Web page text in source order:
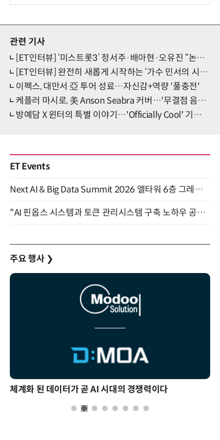
관련 기사
[ET인터뷰] ‘미스트롯3’ 정서주·배아현·오유진 “논란? 우린 행복해요!”
[ET인터뷰] 완전히 새롭게 시작하는 ‘가수 민서의 시즌2’
이펙스, 대만서 亞 투어 성료…자신감+역량 '풀충전'
케플러 마시로, 美 Anson Seabra 커버…'무결점 음색+비주얼'
방예담 X 윈터의 특별 이야기…'Officially Cool' 기대 포인트 '셋'
ET Events
Next AI & Big Data Summit 2026 엘타워 6층 그레이스홀 개최 (9/18)
"AI 핀옵스 시스템과 토큰 관리시스템 구축 노하우 공개" 잠실 한국광고문화회관 2층 대회의실 (8/21)
주요 행사 ❯
체계화 된 데이터가 곧 AI 시대의 경쟁력이다